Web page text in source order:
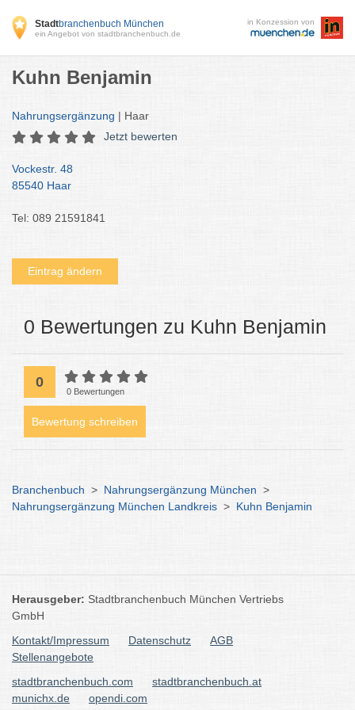
Stadtbranchenbuch München
ein Angebot von stadtbranchenbuch.de
in Konzession von
Kuhn Benjamin
Nahrungsergänzung | Haar
Jetzt bewerten
Vockestr. 48
85540 Haar
Tel: 089 21591841
Eintrag ändern
0 Bewertungen zu Kuhn Benjamin
0
0 Bewertungen
Bewertung schreiben
Branchenbuch > Nahrungsergänzung München >
Nahrungsergänzung München Landkreis > Kuhn Benjamin
Herausgeber: Stadtbranchenbuch München Vertriebs
GmbH
Kontakt/Impressum
Datenschutz
AGB
Stellenangebote
stadtbranchenbuch.com
stadtbranchenbuch.at
munichx.de
opendi.com